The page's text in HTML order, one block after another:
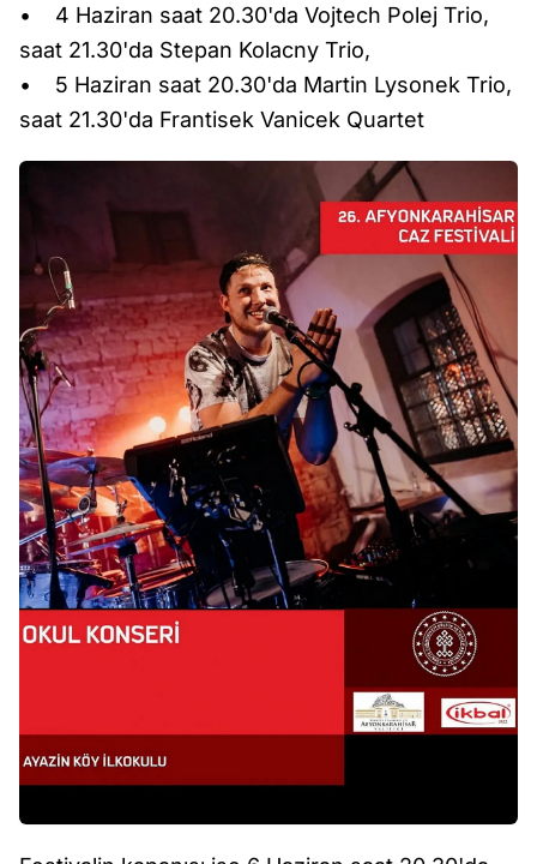
• 4 Haziran saat 20.30'da Vojtech Polej Trio,
saat 21.30'da Stepan Kolacny Trio,
• 5 Haziran saat 20.30'da Martin Lysonek Trio,
saat 21.30'da Frantisek Vanicek Quartet